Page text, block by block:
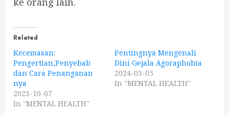
Related
Kecemasan:
Pengertian,Penyebab
dan Cara Penanganan
nya
2023-10-07
In "MENTAL HEALTH"
Pentingnya Mengenali
Dini Gejala Agoraphobia
2024-03-05
In "MENTAL HEALTH"